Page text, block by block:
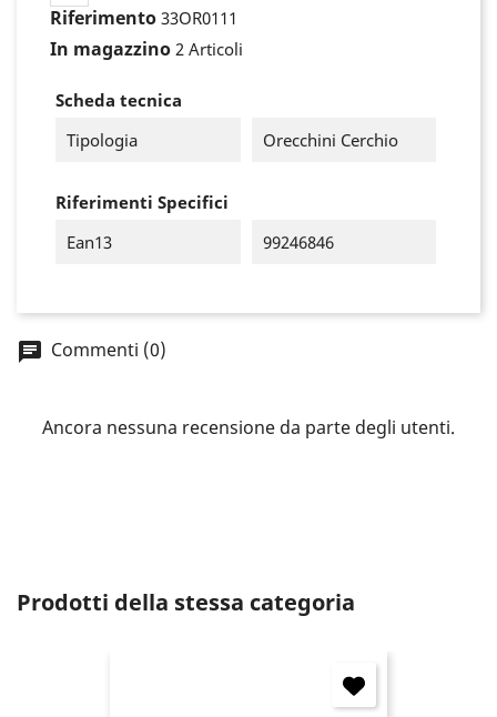
Riferimento 33OR0111
In magazzino 2 Articoli
Scheda tecnica
Tipologia
Orecchini Cerchio
Riferimenti Specifici
Ean13
99246846
Commenti (0)
Ancora nessuna recensione da parte degli utenti.
Prodotti della stessa categoria
Accedi
wish list.